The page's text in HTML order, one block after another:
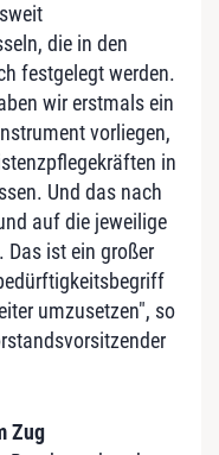
die in den
festgelegt werden.
wir erstmals ein
vorliegen,
in
Und das nach
auf die jeweilige
Das ist ein großer
umzusetzen", so
Zug